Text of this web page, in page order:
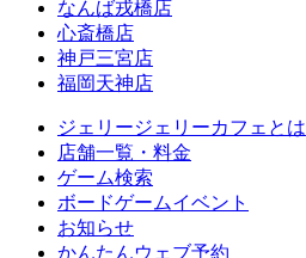
なんば戎橋店
心斎橋店
神戸三宮店
福岡天神店
ジェリージェリーカフェとは
店舗一覧・料金
ゲーム検索
ボードゲームイベント
お知らせ
かんたんウェブ予約